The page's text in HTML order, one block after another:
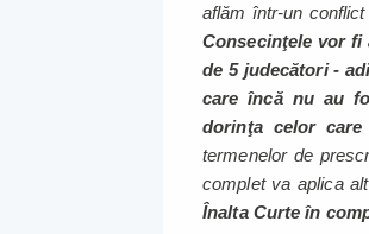
aflăm într-un
Consecinţele vor
de 5 judecători -
care încă nu au
dorinţa celor care
termenelor de
complet va aplica
Înalta Curte în